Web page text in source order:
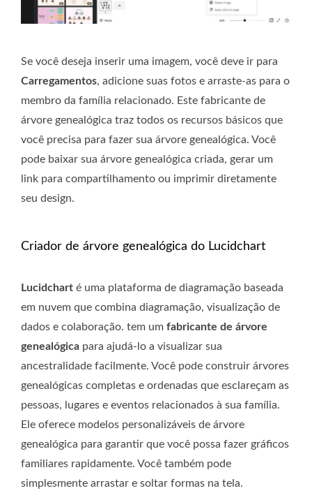
Se você deseja inserir uma imagem, você deve ir para
Carregamentos, adicione suas fotos e arraste-as para o
membro da família relacionado. Este fabricante de
árvore genealógica traz todos os recursos básicos que
você precisa para fazer sua árvore genealógica. Você
pode baixar sua árvore genealógica criada, gerar um
link para compartilhamento ou imprimir diretamente
seu design.
Criador de árvore genealógica do Lucidchart
Lucidchart é uma plataforma de diagramação baseada
em nuvem que combina diagramação, visualização de
dados e colaboração. tem um fabricante de árvore
genealógica para ajudá-lo a visualizar sua
ancestralidade facilmente. Você pode construir árvores
genealógicas completas e ordenadas que esclareçam as
pessoas, lugares e eventos relacionados à sua família.
Ele oferece modelos personalizáveis ​​de árvore
genealógica para garantir que você possa fazer gráficos
familiares rapidamente. Você também pode
simplesmente arrastar e soltar formas na tela.